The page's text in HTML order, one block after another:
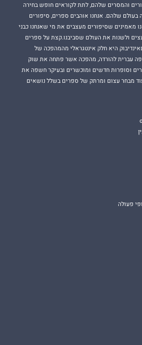
והמסרים שלהם, לתת לקוראים חופש בחירה
בעולם שלהם. אנחנו אוהבים ספרים, סיפורים
מאמינים שסיפורים מעצבים את מי שאנחנו כבני
ולשנות את העולם שסביבנו.קצת על ספרים
היא חלק אינטגראלי מהמהפכה של
עברית להורדה, מהפכה אשר פתחה את שוק
וסופרות חדשים ומוכשרים ובעיקר חשפה את
מבחר עצום ומרתק של ספרים בשלל נושאים
פעולה